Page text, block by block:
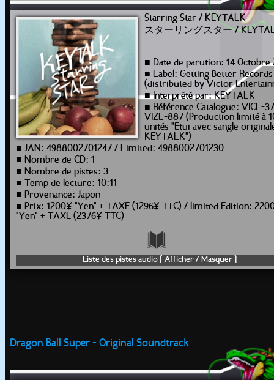
Starring Star / KEYTALK
スターリングスター /
■ Date de parution: 14 Octobre
■ Label: Getting Better Records
(distributed by Victor
■ Interprété par: KEYTALK
■ Référence Catalogue: VICL-
VIZL-887 (Production limité à
unités "Etui avec sangle
KEYTALK")
■ JAN: 4988002701247 / Limited: 4988002701230
■ Nombre de CD: 1
■ Nombre de pistes: 3
■ Temp de lecture: 10:11
■ Provenance: Japon
■ Prix: 1200¥ "Yen" + TAXE (1296¥ TTC) / limited Edition:
"Yen" + TAXE (2376¥ TTC)
Liste des pistes audio [ Afficher / Masquer ]
Dragon Ball Super - Original Soundtrack